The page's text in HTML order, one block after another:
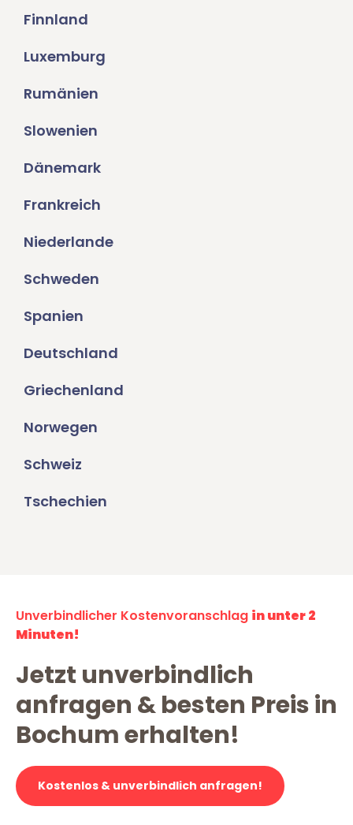
Finnland
Luxemburg
Rumänien
Slowenien
Dänemark
Frankreich
Niederlande
Schweden
Spanien
Deutschland
Griechenland
Norwegen
Schweiz
Tschechien
Unverbindlicher Kostenvoranschlag in unter 2
Minuten!
Jetzt unverbindlich
anfragen & besten Preis in
Bochum erhalten!
Kostenlos & unverbindlich anfragen!